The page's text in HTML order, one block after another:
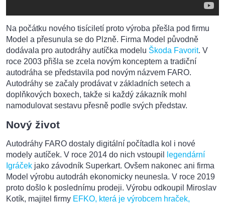
Na počátku nového tisíciletí proto výroba přešla pod firmu
Model a přesunula se do Plzně. Firma Model původně
dodávala pro autodráhy autíčka modelu Škoda Favorit. V
roce 2003 přišla se zcela novým konceptem a tradiční
autodráha se představila pod novým názvem FARO.
Autodráhy se začaly prodávat v základních setech a
doplňkových boxech, takže si každý zákazník mohl
namodulovat sestavu přesně podle svých představ.
Nový život
Autodráhy FARO dostaly digitální počítadla kol i nové
modely autíček. V roce 2014 do nich vstoupil
legendární
Igráček jako závodník Superkart. Ovšem nakonec ani firma
Model výrobu autodráh ekonomicky neunesla. V roce 2019
proto došlo k poslednímu prodeji. Výrobu odkoupil Miroslav
Kotík, majitel firmy EFKO, která je výrobcem hraček,